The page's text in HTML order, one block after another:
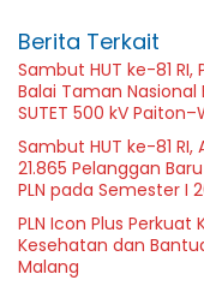
Berita Terkait
Sambut HUT ke-81 RI,
Balai Taman Nasional
SUTET 500 kV
Sambut HUT ke-81
21.865 Pelanggan
PLN pada Semester I
PLN Icon Plus
Kesehatan dan
Malang